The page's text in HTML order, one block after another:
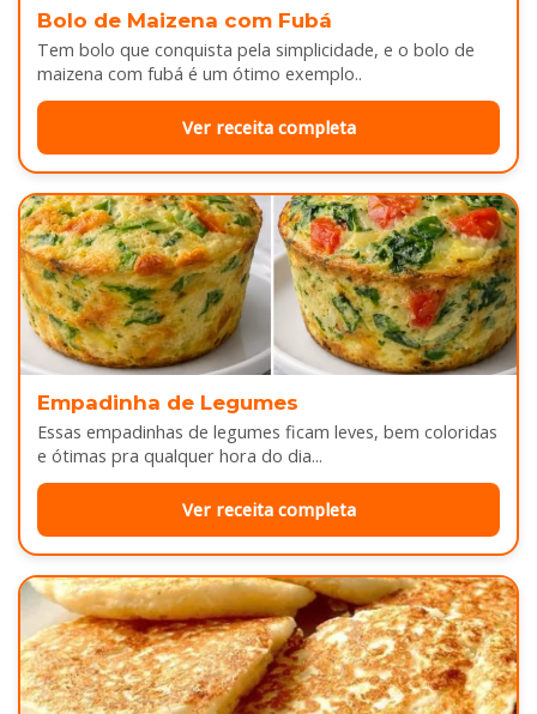
Bolo de Maizena com Fubá
Tem bolo que conquista pela simplicidade, e o bolo de
maizena com fubá é um ótimo exemplo..
Ver receita completa
Empadinha de Legumes
Essas empadinhas de legumes ficam leves, bem coloridas
e ótimas pra qualquer hora do dia...
Ver receita completa